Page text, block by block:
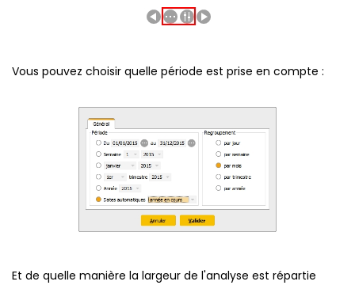
Vous pouvez choisir quelle période est prise en compte :
Et de quelle manière la largeur de l'analyse est répartie